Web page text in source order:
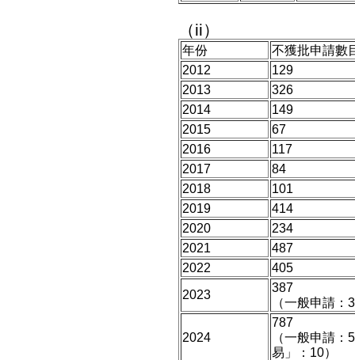
（ii）
年份
不獲批申請數
2012
129
2013
326
2014
149
2015
67
2016
117
2017
84
2018
101
2019
414
2020
234
2021
487
2022
405
2023
387
（一般申請
2024
787
（一般申請
易」：10）